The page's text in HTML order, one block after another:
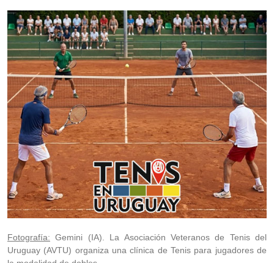
Fotografía: Gemini (IA). La Asociación Veteranos de Tenis del
Uruguay (AVTU) organiza una clínica de Tenis para jugadores de